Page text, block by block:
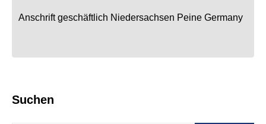
Anschrift geschäftlich Niedersachsen Peine Germany
Suchen